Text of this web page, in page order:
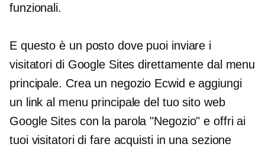
funzionali.
E questo è un posto dove puoi inviare i
visitatori di Google Sites direttamente dal menu
principale. Crea un negozio Ecwid e aggiungi
un link al menu principale del tuo sito web
Google Sites con la parola "Negozio" e offri ai
tuoi visitatori di fare acquisti in una sezione